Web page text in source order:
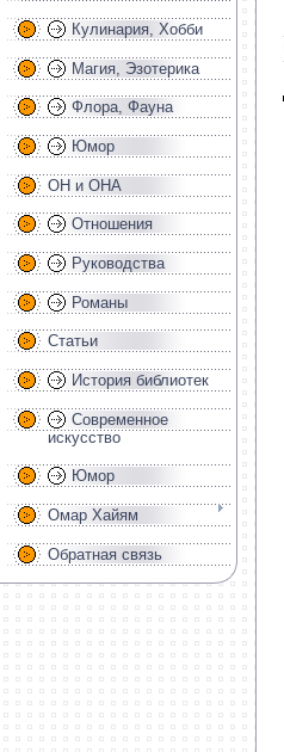
Кулинария, Хобби
Магия, Эзотерика
Флора, Фауна
Юмор
ОН и ОНА
Отношения
Руководства
Романы
Статьи
История библиотек
Современное
искусство
Юмор
Омар Хайям
Обратная связь